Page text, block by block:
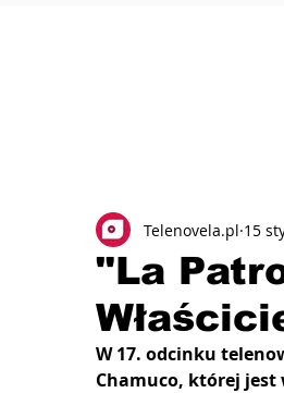
"La
Telenovela.pl 15
W 17. odcinku
Chamuco, której jest